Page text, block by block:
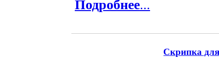
Подробнее...
Скрипка